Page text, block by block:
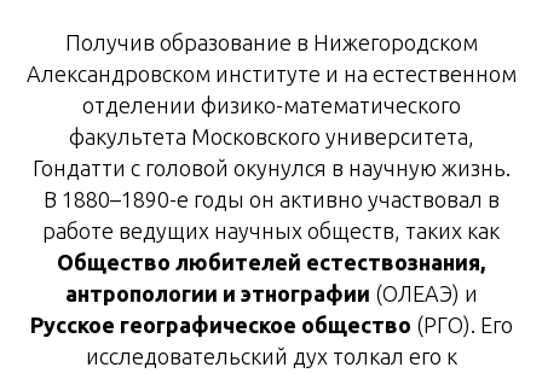
Получив образование в Нижегородском
Александровском институте и на естественном
отделении физико-математического
факультета Московского университета,
Гондатти с головой окунулся в научную жизнь.
В 1880–1890-е годы он активно участвовал в
работе ведущих научных обществ, таких как
Общество любителей естествознания,
антропологии и этнографии (ОЛЕАЭ) и
Русское географическое общество (РГО). Его
исследовательский дух толкал его к